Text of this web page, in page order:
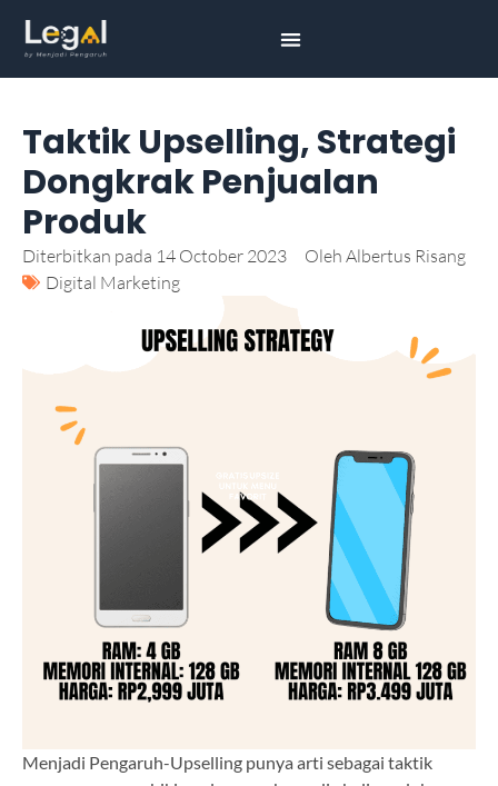
Taktik Upselling, Strategi
Dongkrak Penjualan
Produk
Diterbitkan pada 14 October 2023 Oleh Albertus Risang
Digital Marketing
Menjadi Pengaruh-Upselling punya arti sebagai taktik